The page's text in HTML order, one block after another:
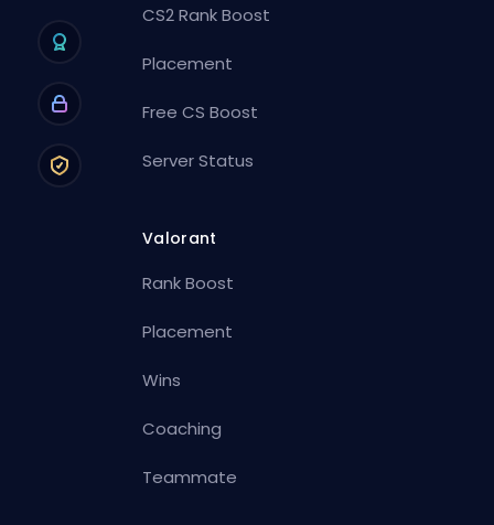
CS2 Rank Boost
Placement
Free CS Boost
Server Status
Valorant
Rank Boost
Placement
Wins
Coaching
Teammate